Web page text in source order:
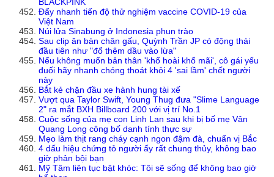
Đẩy nhanh tiến độ thử nghiệm vaccine COVID-19 của
Việt Nam
Núi lửa Sinabung ở Indonesia phun trào
Sau clip ăn bàn chân gấu, Quỳnh Trần JP có động thái
đầu tiên như "đổ thêm dầu vào lừa"
Nếu không muốn bản thân 'khổ hoài khổ mãi', cô gái yếu
đuối hãy nhanh chóng thoát khỏi 4 'sai lầm' chết người
này
Bắt kẻ chặn đầu xe hành hung tài xế
Vượt qua Taylor Swift, Young Thug đưa "Slime Language
2" ra mắt BXH Billboard 200 với vị trí No.1
Cuộc sống của mẹ con Linh Lan sau khi bị bố mẹ Vân
Quang Long công bố danh tính thực sự
Mẹo làm thịt rang cháy cạnh ngon đậm đà, chuẩn vị Bắc
4 dấu hiệu chứng tỏ người ấy rất chung thủy, không bao
giờ phản bội bạn
Mỹ Tâm liên tục bật khóc: Tôi sẽ sống để không bao giờ